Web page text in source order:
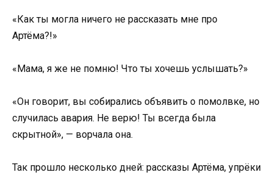
«Как ты могла ничего не рассказать мне про
Артёма?!»
«Мама, я же не помню! Что ты хочешь услышать?»
«Он говорит, вы собирались объявить о помолвке, но
случилась авария. Не верю! Ты всегда была
скрытной», — ворчала она.
Так прошло несколько дней: рассказы Артёма, упрёки